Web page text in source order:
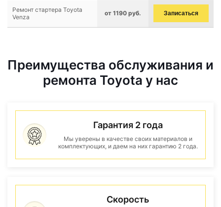
Ремонт стартера Toyota
Venza
от 1190 руб. Записаться
Преимущества обслуживания и
ремонта Toyota у нас
Гарантия 2 года
Мы уверены в качестве своих материалов и
комплектующих, и даем на них гарантию 2 года.
Скорость